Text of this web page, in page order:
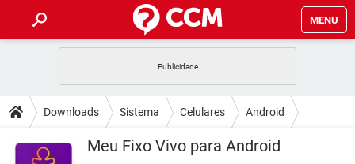
MENU
CELULAR FACEBOOK
OUTLOOK EXCEL
DICAS
JOGOS WHATSAPP
CELULAR FACEBOOK
DOWNLOADS
Downloads Sistema Celulares Android
Meu Fixo Vivo para Android